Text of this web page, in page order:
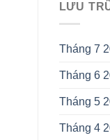
LƯU
Tháng 7
Tháng 6
Tháng 5
Tháng 4